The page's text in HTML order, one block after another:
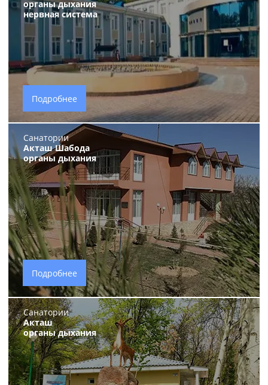
органы дыхания
нервная система
Подробнее
Санатории
Акташ Шабода
органы дыхания
Подробнее
Санатории
Акташ
органы дыхания